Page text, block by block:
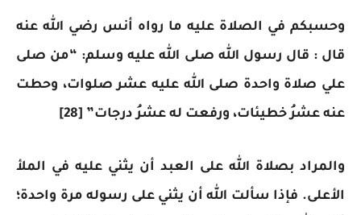
وحسبكم في الصلاة عليه ما رواه أنس رضي الله عنه
قال : قال رسول الله صلى الله عليه وسلم: “من صلى
علي صلاة واحدة صلى الله عليه عشر صلوات، وحطت
عنه عشرُ خطيئات، ورفعت له عشرُ درجات” [28]
والمراد بصلاة الله على العبد أن يثني عليه في الملأ
الأعلى. فإذا سألت الله أن يثني على رسوله مرة واحدة؛